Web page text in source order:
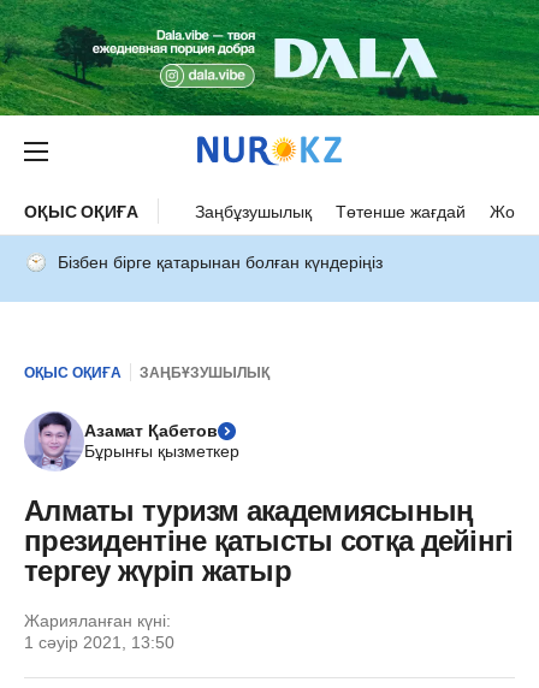
ОҚЫС ОҚИҒА Заңбұзушылық Төтенше жағдай Жол
Бізбен бірге қатарынан болған күндеріңіз
ОҚЫС ОҚИҒА ЗАҢБҰЗУШЫЛЫҚ
Азамат Қабетов
Бұрынғы қызметкер
Алматы туризм академиясының
президентіне қатысты сотқа дейінгі
тергеу жүріп жатыр
Жарияланған күні:
1 сәуір 2021, 13:50